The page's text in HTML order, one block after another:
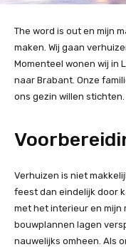
The word is out en mijn
maken. Wij gaan
Momenteel wonen wij in
naar Brabant. Onze
ons gezin willen stichten.
Verhuizen is niet
feest dan eindelijk door
met het interieur en mijn
bouwplannen lagen
nauwelijks omheen. Als